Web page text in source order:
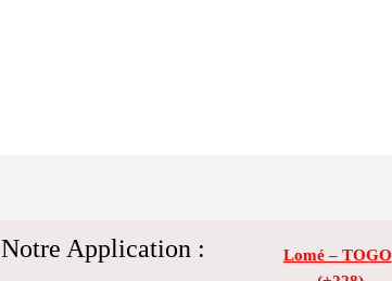
Notre Application : Lomé – TOGO